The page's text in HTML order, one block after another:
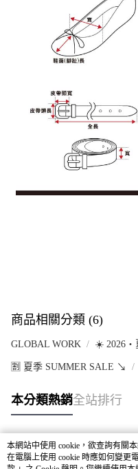
商品相關分類 (6)
GLOBAL WORK ☀️ 2026・
🈹 夏季 SUMMER SALE ↘️
本分類熱銷全站排行
熱門標籤
本網站中使用 cookie，欲查詢有關
在電腦上使用 cookie 時應如何變更